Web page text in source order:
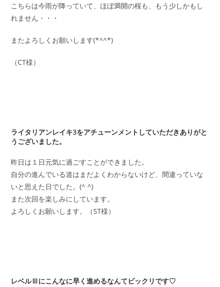
こちらは今雨が降っていて、ほぼ満開の桜も、もう少しかもし
れません・・・
またよろしくお願いします(*^^*)
（CT様）
ライタリアンレイキ3をアチューンメントしていただきありがと
うございました。
昨日は１日元気に過ごすことができました。
自分の進んでいる道はまだよくわからないけど、間違っていな
いと思えた日でした。(^ ^)
また次回を楽しみにしています。
よろしくお願いします。（ST様）
レベルⅢにこんなに早く進めるなんてビックリです♡